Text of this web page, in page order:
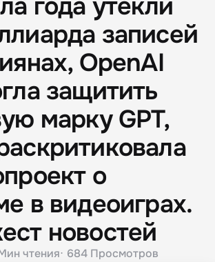
года утекли
записей
OpenAI
защитить
марку GPT,
о
в видеоиграх.
новостей
чтения 684 Просмотров